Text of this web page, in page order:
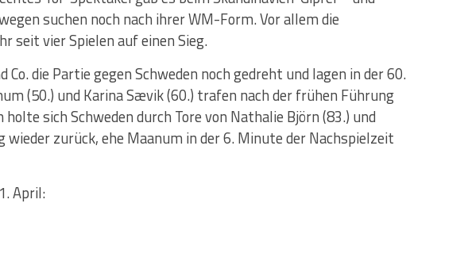
suchen noch nach ihrer WM-Form. Vor allem die
seit vier Spielen auf einen Sieg.
die Partie gegen Schweden noch gedreht und lagen in der 60.
(50.) und Karina Sævik (60.) trafen nach der frühen Führung
sich Schweden durch Tore von Nathalie Björn (83.) und
wieder zurück, ehe Maanum in der 6. Minute der Nachspielzeit
April: